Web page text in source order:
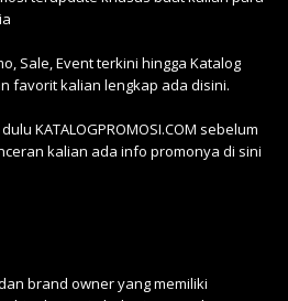
Sale, Event terkini hingga Katalog
favorit kalian lengkap ada disini.
KATALOGPROMOSI.COM sebelum
kalian ada info promonya di sini
brand owner yang memiliki